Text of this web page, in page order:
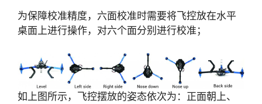
为保障校准精度，六面校准时需要将飞控放在水平
桌面上进行操作，对六个面分别进行校准；
如上图所示，飞控摆放的姿态依次为：正面朝上、